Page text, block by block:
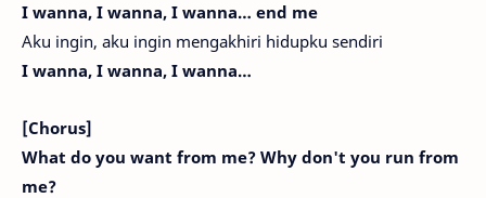
I wanna, I wanna, I wanna… end me
Aku ingin, aku ingin mengakhiri hidupku sendiri
I wanna, I wanna, I wanna…
[Chorus]
What do you want from me? Why don't you run from
me?